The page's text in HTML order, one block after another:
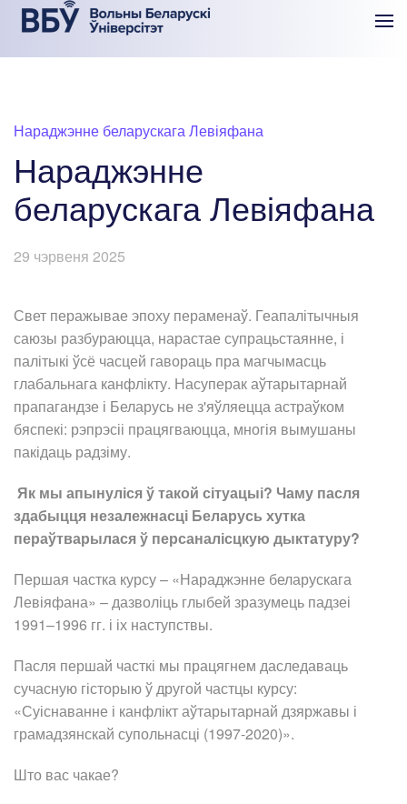
Нараджэнне беларускага Левіяфана
Нараджэнне
беларускага Левіяфана
29 чэрвеня 2025
Свет перажывае эпоху пераменаў. Геапалітычныя
саюзы разбураюцца, нарастае супрацьстаянне, і
палітыкі ўсё часцей гавораць пра магчымасць
глабальнага канфлікту. Насуперак аўтарытарнай
прапагандзе і Беларусь не з'яўляецца астраўком
бяспекі: рэпрэсіі працягваюцца, многія вымушаны
пакідаць радзіму.
Як мы апынуліся ў такой сітуацыі? Чаму пасля
здабыцця незалежнасці Беларусь хутка
пераўтварылася ў персаналісцкую дыктатуру?
Першая частка курсу – «Нараджэнне беларускага
Левіяфана» – дазволіць глыбей зразумець падзеі
1991–1996 гг. і іх наступствы.
Пасля першай часткі мы працягнем даследаваць
сучасную гісторыю ў другой частцы курсу:
«Суіснаванне і канфлікт аўтарытарнай дзяржавы і
грамадзянскай супольнасці (1997-2020)».
​​Што вас чакае?